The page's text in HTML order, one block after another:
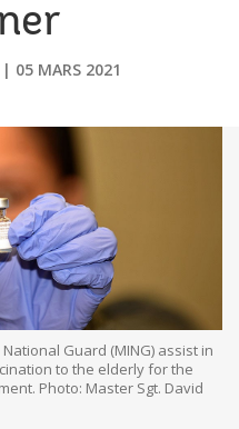
05 MARS 2021
Guard (MING) assist in
to the elderly for the
Photo: Master Sgt. David